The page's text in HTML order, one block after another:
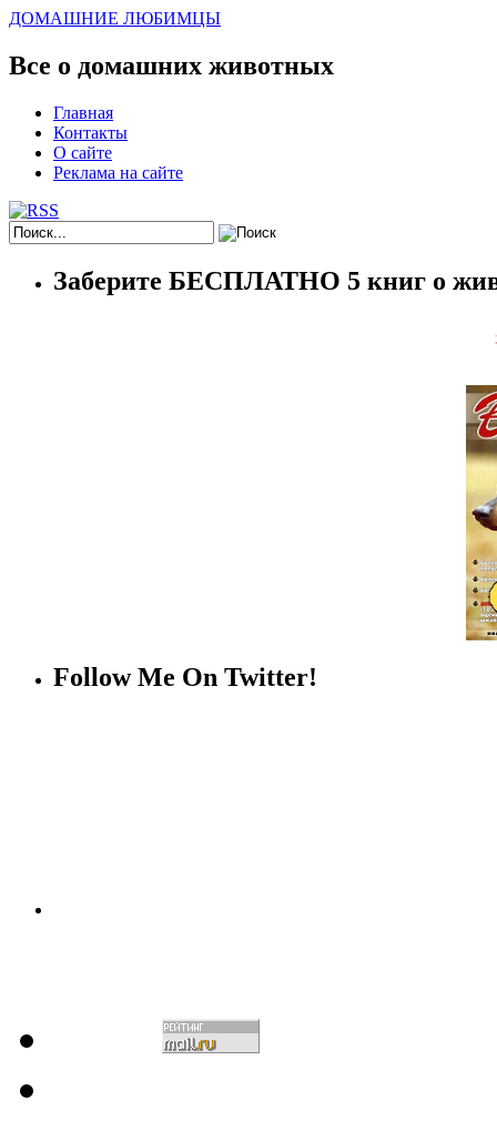
ДОМАШНИЕ ЛЮБИМЦЫ
Все о домашних животных
Главная
Контакты
О сайте
Реклама на сайте
Заберите БЕСПЛАТНО 5 книг о
Follow Me On Twitter!